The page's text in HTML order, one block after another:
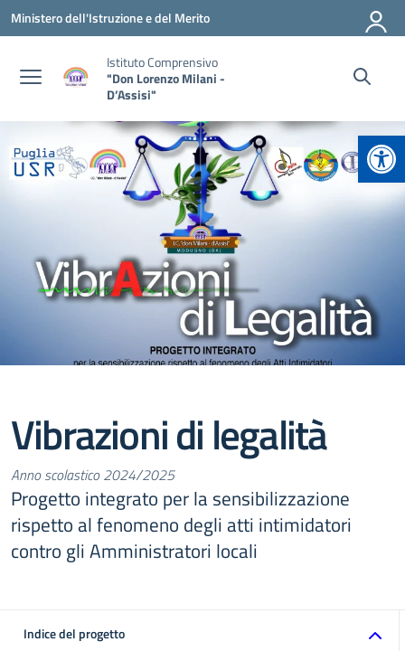
Vai ai contenuti
Vai al menu di navigazione
Vai al footer
Ministero dell'Istruzione e del Merito
Istituto Comprensivo
"Don Lorenzo Milani -
D’Assisi"
Vibrazioni di legalità
Anno scolastico 2024/2025
Progetto integrato per la sensibilizzazione
rispetto al fenomeno degli atti intimidatori
contro gli Amministratori locali
Indice del progetto